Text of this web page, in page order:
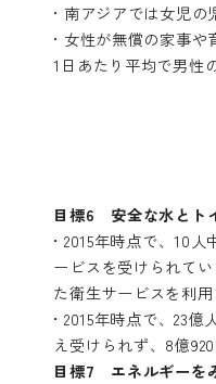
• 南アジアでは女児の
• 女性が無償の家事や
1日あたり平均で男性
目標6 安全な水とト
• 2015年時点で、10
ービスを受けられて
た衛生サービスを利
• 2015年時点で、23
え受けられず、8億
目標7 エネルギーを